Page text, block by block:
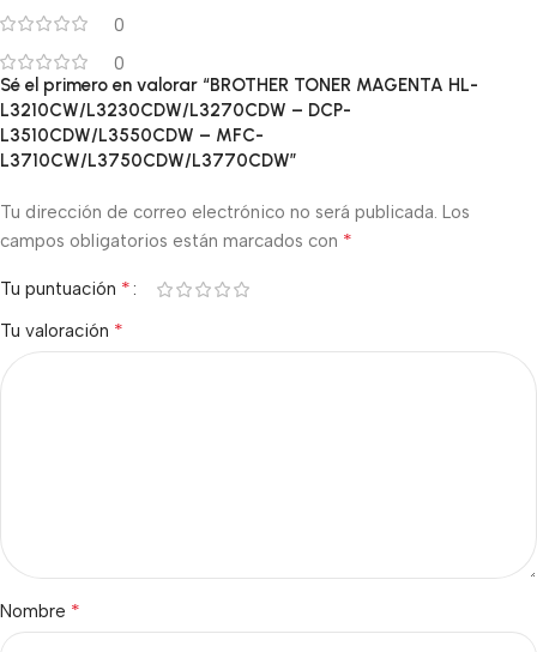
0
0
Sé el primero en valorar “BROTHER TONER MAGENTA HL-
L3210CW/L3230CDW/L3270CDW – DCP-
L3510CDW/L3550CDW – MFC-
L3710CW/L3750CDW/L3770CDW”
Tu dirección de correo electrónico no será publicada. Los
campos obligatorios están marcados con *
Tu puntuación *
Tu valoración *
Nombre *